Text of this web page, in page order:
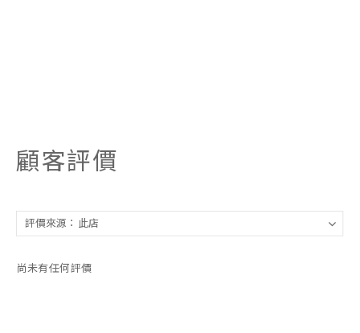
顧客評價
尚未有任何評價